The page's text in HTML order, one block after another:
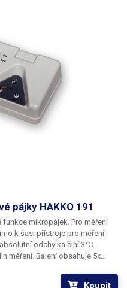
kg
pájky HAKKO 191
mikropájek. Pro měření
k šasi přístroje pro měření
odchylka činí 3°C.
měření. Balení obsahuje 5x
možno dokoupit.
Koupit